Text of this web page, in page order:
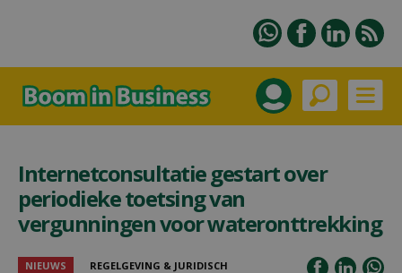
Internetconsultatie gestart over
periodieke toetsing van
vergunningen voor wateronttrekking
NIEUWS REGELGEVING & JURIDISCH